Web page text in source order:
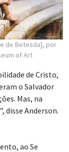
de Betesda], por
of Art
de Cristo,
o Salvador
Mas, na
disse Anderson.
ao Se